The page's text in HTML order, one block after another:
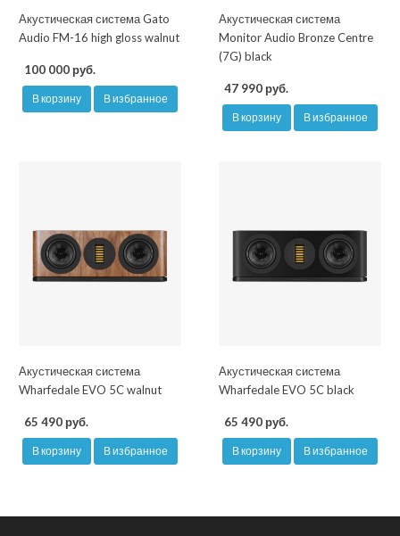
Акустическая система Gato
Audio FM-16 high gloss walnut
100 000 руб.
В корзину В избранное
Акустическая система
Monitor Audio Bronze Centre
(7G) black
47 990 руб.
В корзину В избранное
Акустическая система
Wharfedale EVO 5C walnut
65 490 руб.
В корзину В избранное
Акустическая система
Wharfedale EVO 5C black
65 490 руб.
В корзину В избранное